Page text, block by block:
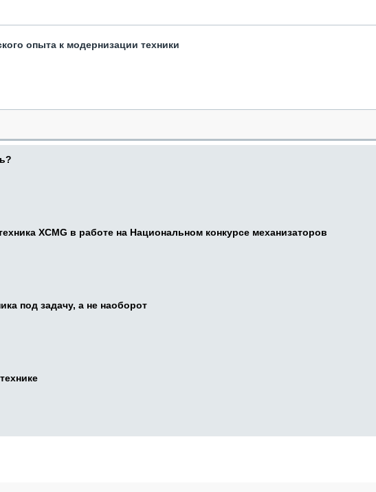
опыта к модернизации техники
XCMG в работе на Национальном конкурсе механизаторов
под задачу, а не наоборот